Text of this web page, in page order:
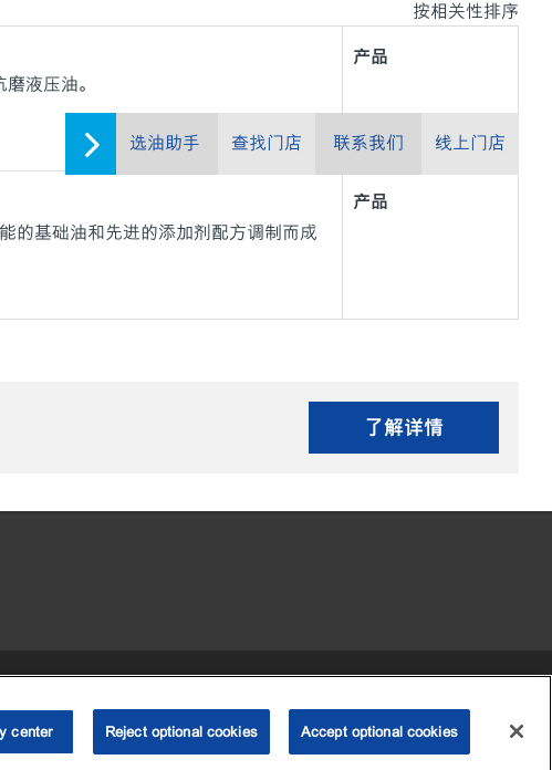
选油助手 查找门店 联系我们 线上门店
按相关性排序
液压油。
产品
的基础油和先进的添加剂配方调制而成
产品
了解详情
share my personal information)
2003-2026
埃克森美孚公司版权所有。保留所有权利。
沪ICP备09048291号-4
沪公网安备 31010402004412号
center Reject optional cookies Accept optional cookies